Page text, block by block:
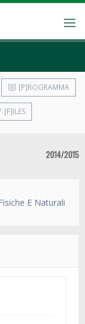
[P]ROGRAMMA
[F]ILES
2014/2015
E Naturali